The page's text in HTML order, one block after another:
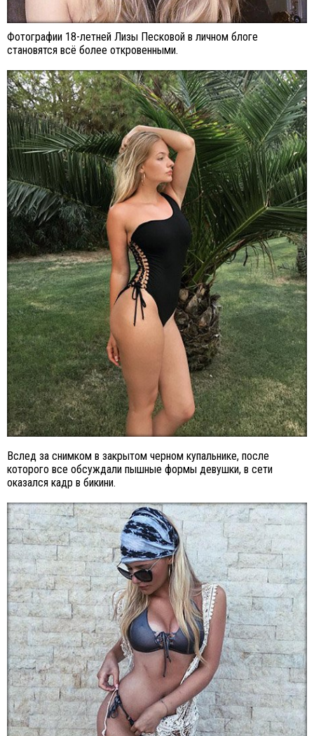
Фотографии 18-летней Лизы Песковой в личном блоге
становятся всё более откровенными.
Вслед за снимком в закрытом черном купальнике, после
которого все обсуждали пышные формы девушки, в сети
оказался кадр в бикини.